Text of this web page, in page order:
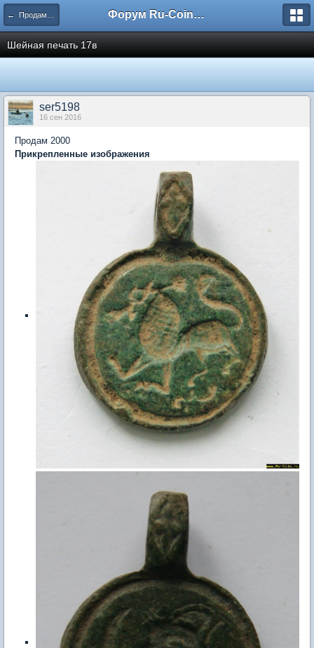
← Продам (не нумизматика) Форум Ru-Coin.ru
Шейная печать 17в
ser5198
16 сен 2016
Продам 2000
Прикрепленные изображения